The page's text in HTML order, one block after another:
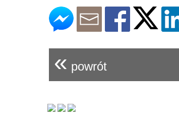
« powrót